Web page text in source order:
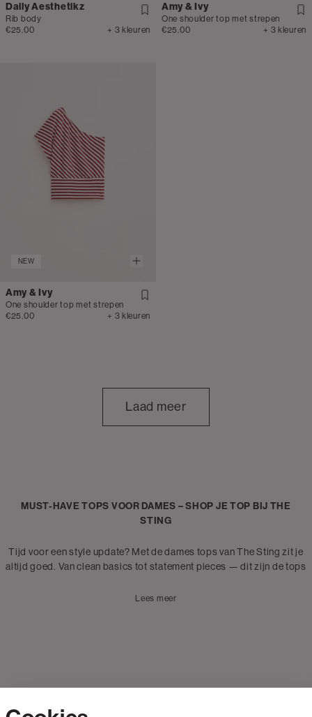
Daily Aesthetikz
Rib body
€25.00
+ 3 kleuren
Amy & Ivy
One shoulder top met strepen
€25.00
+ 3 kleuren
NEW
Amy & Ivy
One shoulder top met strepen
€25.00
+ 3 kleuren
Laad meer
MUST-HAVE TOPS VOOR DAMES – SHOP JE TOP BIJ THE
STING
Tijd voor een style update? Met de dames tops van The Sting zit je
altijd goed. Van clean basics tot statement pieces — dit zijn de tops
of eenbandeau top
Lees meer